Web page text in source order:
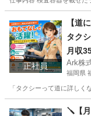
工場
正社員
【道
タク
月収
Ark株
福岡県
「タクシーって道に詳し
ドラ
🪛【